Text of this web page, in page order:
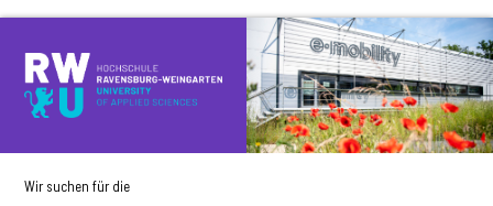
Wir suchen für die